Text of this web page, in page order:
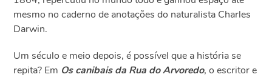
mesmo no caderno de anotações do naturalista Charles
Darwin.
Um século e meio depois, é possível que a história se
repita? Em Os canibais da Rua do Arvoredo, o escritor e